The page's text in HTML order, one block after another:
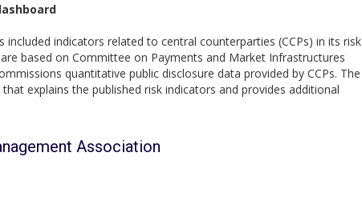
included indicators related to central counterparties (CCPs) in its risk
based on Committee on Payments and Market Infrastructures
quantitative public disclosure data provided by CCPs. The
that explains the published risk indicators and provides additional
Association